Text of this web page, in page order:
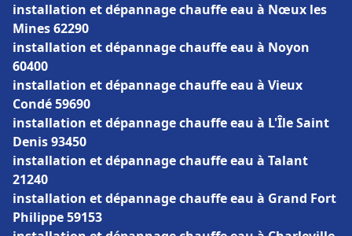
installation et dépannage chauffe eau à Nœux les
Mines 62290
installation et dépannage chauffe eau à Noyon
60400
installation et dépannage chauffe eau à Vieux
Condé 59690
installation et dépannage chauffe eau à L'Île Saint
Denis 93450
installation et dépannage chauffe eau à Talant
21240
installation et dépannage chauffe eau à Grand Fort
Philippe 59153